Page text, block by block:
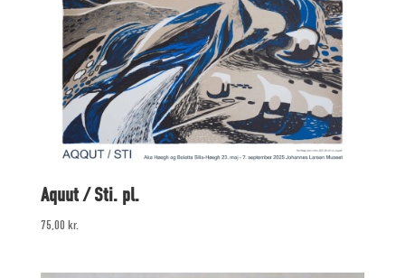
Aquut / Sti. pl.
75,00 kr.